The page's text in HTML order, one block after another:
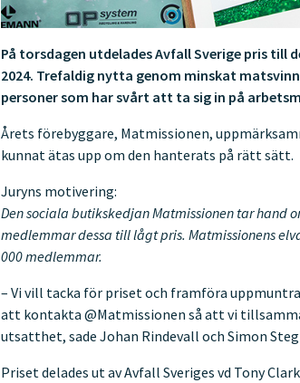
På torsdagen utdelades Avfall Sverige pris
2024. Trefaldig nytta genom minskat
personer som har svårt att ta sig in på
Årets förebyggare, Matmissionen,
kunnat ätas upp om den hanterats på rätt sätt.
Juryns motivering:
Den sociala butikskedjan Matmissionen tar hand
medlemmar dessa till lågt pris. Matmissionens
000 medlemmar.
– Vi vill tacka för priset och framföra
att kontakta @Matmissionen så att vi
utsatthet, sade Johan Rindevall och Simon
Priset delades ut av Avfall Sveriges vd Tony